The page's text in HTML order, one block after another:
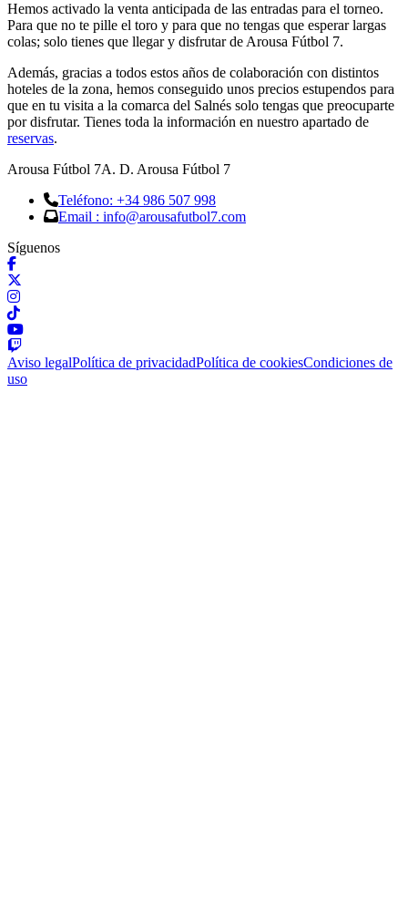
Hemos activado la venta anticipada de las entradas para el torneo.
Para que no te pille el toro y para que no tengas que esperar largas
colas; solo tienes que llegar y disfrutar de Arousa Fútbol 7.
Además, gracias a todos estos años de colaboración con distintos
hoteles de la zona, hemos conseguido unos precios estupendos para
que en tu visita a la comarca del Salnés solo tengas que preocuparte
por disfrutar. Tienes toda la información en nuestro apartado de
reservas.
Arousa Fútbol 7A. D. Arousa Fútbol 7
Teléfono: +34 986 507 998
Email : info@arousafutbol7.com
Síguenos
Aviso legalPolítica de privacidadPolítica de cookiesCondiciones de
uso